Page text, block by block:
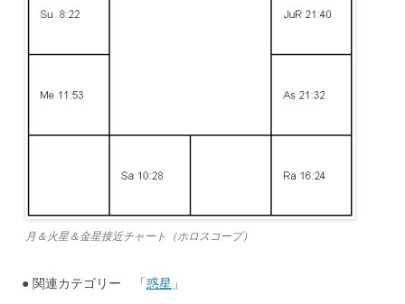
月＆火星＆金星接近チャート（ホロスコープ）
● 関連カテゴリー 「惑星 」